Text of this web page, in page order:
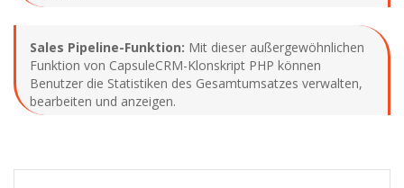
Sales Pipeline-Funktion: Mit dieser außergewöhnlichen
Funktion von CapsuleCRM-Klonskript PHP können
Benutzer die Statistiken des Gesamtumsatzes verwalten,
bearbeiten und anzeigen.